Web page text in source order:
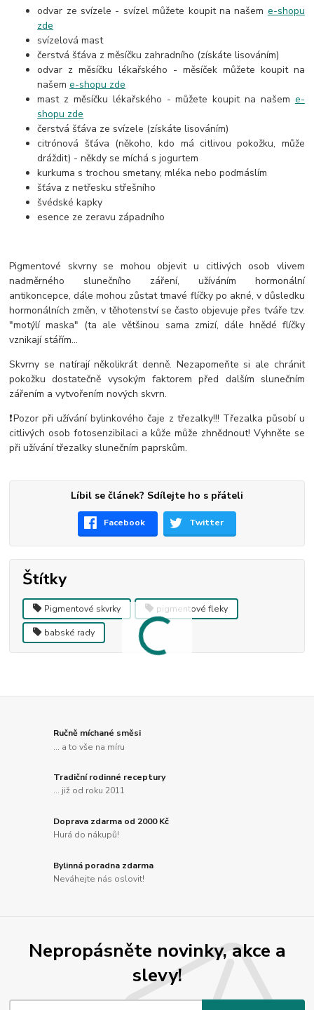
odvar ze svízele - svízel můžete koupit na našem e-shopu
zde
svízelová mast
čerstvá šťáva z měsíčku zahradního (získáte lisováním)
odvar z měsíčku lékařského - měsíček můžete koupit na
našeme-shopu zde
mast z měsíčku lékařského - můžete koupit na našem e-
shopu zde
čerstvá šťáva ze svízele (získáte lisováním)
citrónová šťáva (někoho, kdo má citlivou pokožku, může
dráždit) - někdy se míchá s jogurtem
kurkuma s trochou smetany, mléka nebo podmáslím
šťáva z netřesku střešního
švédské kapky
esence ze zeravu západního
Pigmentové skvrny se mohou objevit u citlivých osob vlivem
nadměrného slunečního záření, užíváním hormonální
antikoncepce, dále mohou zůstat tmavé flíčky po akné, v důsledku
hormonálních změn, v těhotenství se často objevuje přes tváře tzv.
"motýlí maska" (ta ale většinou sama zmizí, dále hnědé flíčky
vznikají stářím...
Skvrny se natírají několikrát denně. Nezapomeňte si ale chránit
pokožku dostatečně vysokým faktorem před dalším slunečním
zářením a vytvořením nových skvrn.
❗Pozor při užívání bylinkového čaje z třezalky!!! Třezalka působí u
citlivých osob fotosenzibilaci a kůže může zhnědnout! Vyhněte se
při užívání třezalky slunečním paprskům.
Líbil se článek? Sdílejte ho s přáteli
Facebook Twitter
Štítky
Pigmentové skvrky pigmentové fleky
babské rady
Ručně míchané směsi
... a to vše na míru
Tradiční rodinné receptury
... již od roku 2011
Doprava zdarma od 2000 Kč
Hurá do nákupů!
Bylinná poradna zdarma
Neváhejte nás oslovit!
Nepropásněte novinky, akce a
slevy!